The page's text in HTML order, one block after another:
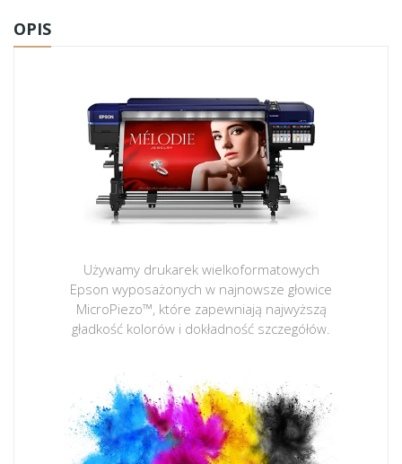
OPIS
Używamy drukarek wielkoformatowych
Epson wyposażonych w najnowsze głowice
MicroPiezo™, które zapewniają najwyższą
gładkość kolorów i dokładność szczegółów.